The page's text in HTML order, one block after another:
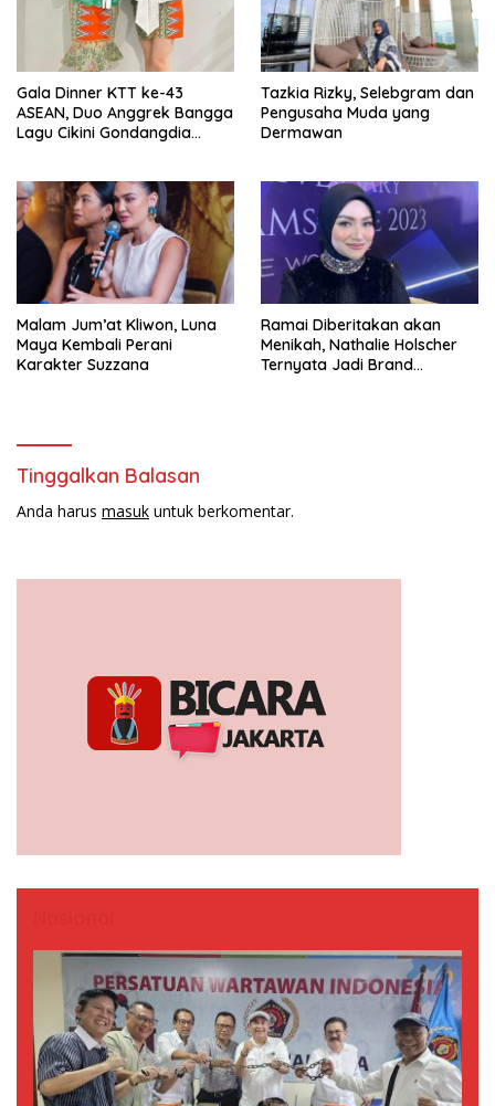
Gala Dinner KTT ke-43
ASEAN, Duo Anggrek Bangga
Lagu Cikini Gondangdia
Tazkia Rizky, Selebgram dan
Pengusaha Muda yang
Dermawan
Malam Jum’at Kliwon, Luna
Maya Kembali Perani
Karakter Suzzana
Ramai Diberitakan akan
Menikah, Nathalie Holscher
Ternyata Jadi Brand
Tinggalkan Balasan
Anda harus masuk untuk berkomentar.